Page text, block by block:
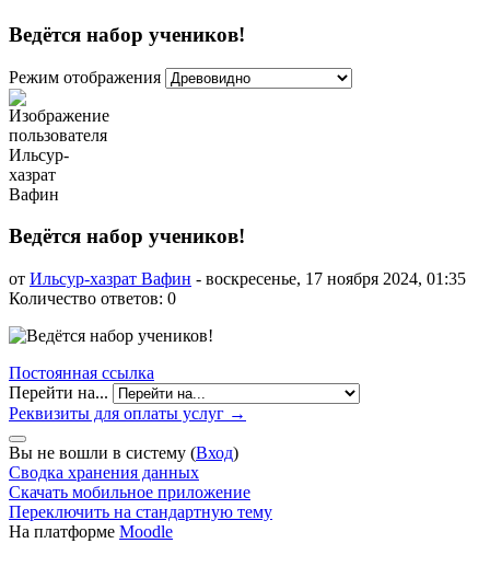
Ведётся набор учеников!
Режим отображения
Ведётся набор учеников!
от Ильсур-хазрат Вафин - воскресенье, 17 ноября 2024, 01:35
Количество ответов: 0
Постоянная ссылка
Перейти на...
Реквизиты для оплаты услуг →
Вы не вошли в систему (Вход)
Сводка хранения данных
Скачать мобильное приложение
Переключить на стандартную тему
На платформе Moodle